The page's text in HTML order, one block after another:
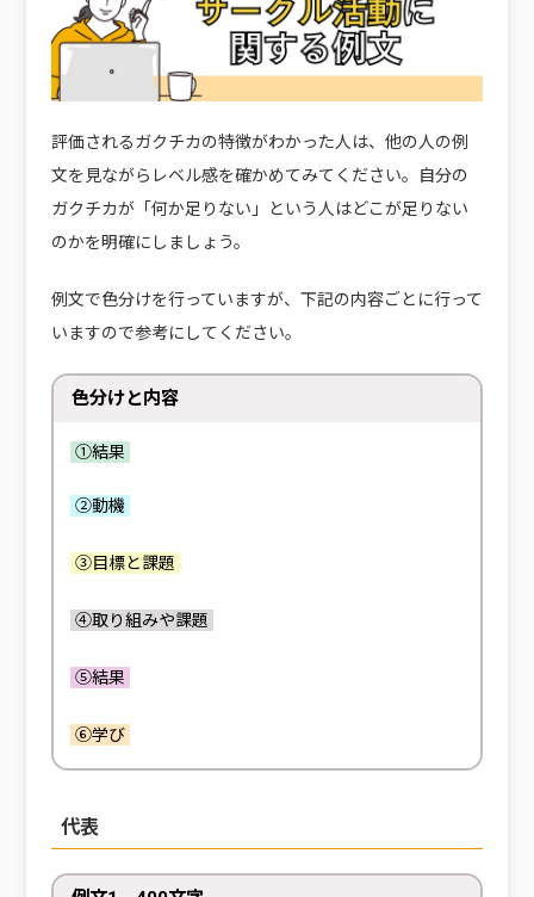
評価されるガクチカの特徴がわかった人は、他の人の例
文を見ながらレベル感を確かめてみてください。自分の
ガクチカが「何か足りない」という人はどこが足りない
のかを明確にしましょう。
例文で色分けを行っていますが、下記の内容ごとに行って
いますので参考にしてください。
色分けと内容
①結果
②動機
③目標と課題
④取り組みや課題
⑤結果
⑥学び
代表